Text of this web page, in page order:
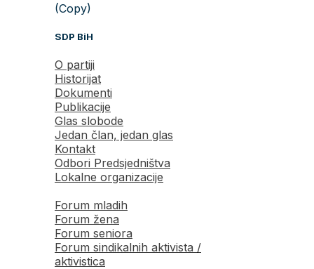
(Copy)
SDP BiH
O partiji
Historijat
Dokumenti
Publikacije
Glas slobode
Jedan član, jedan glas
Kontakt
Odbori Predsjedništva
Lokalne organizacije
Forum mladih
Forum žena
Forum seniora
Forum sindikalnih aktivista /
aktivistica